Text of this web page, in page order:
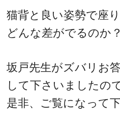
猫背と良い姿勢で座
どんな差がでるのか？
坂戸先生がズバリお答
して下さいましたの
是非、ご覧になって